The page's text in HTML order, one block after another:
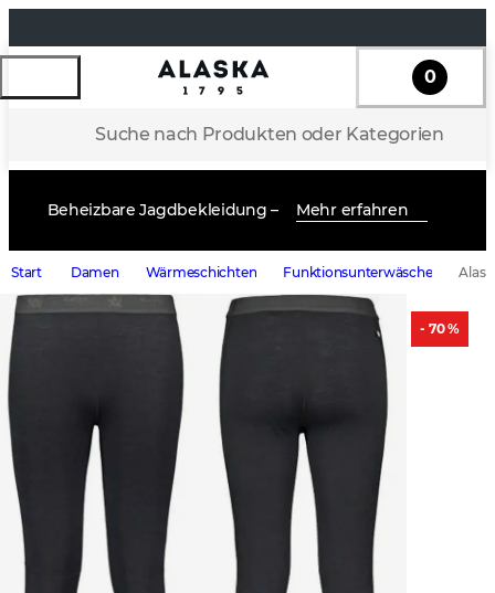
Suche nach Produkten oder Kategorien
0
Beheizbare Jagdbekleidung – Mehr erfahren
Start Damen Wärmeschichten Funktionsunterwäsche
- 70 %